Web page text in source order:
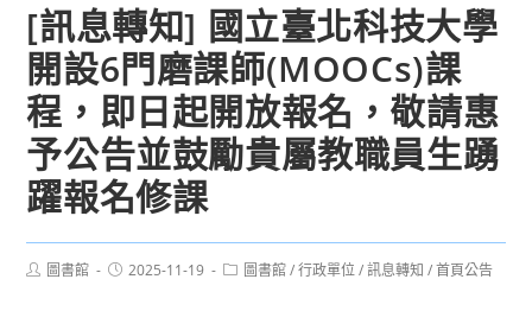
[訊息轉知] 國立臺北科技大學
開設6門磨課師(MOOCs)課
程，即日起開放報名，敬請惠
予公告並鼓勵貴屬教職員生踴
躍報名修課
Post圖書館
Post2025-11-19
Post圖書館 / 行政單位 / 訊息轉知 / 首頁公告